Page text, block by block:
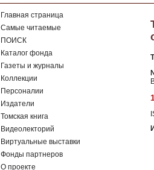
Главная страница
Самые читаемые
ПОИСК
Каталог фонда
Газеты и журналы
Коллекции
Персоналии
Издатели
Томская книга
Видеолекторий
Виртуальные выставки
Фонды партнеров
О проекте